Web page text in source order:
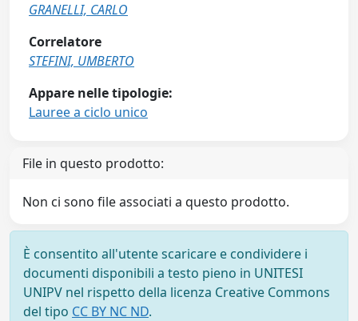
GRANELLI, CARLO
Correlatore
STEFINI, UMBERTO
Appare nelle tipologie:
Lauree a ciclo unico
File in questo prodotto:
Non ci sono file associati a questo prodotto.
È consentito all'utente scaricare e condividere i
documenti disponibili a testo pieno in UNITESI
UNIPV nel rispetto della licenza Creative Commons
del tipo CC BY NC ND.